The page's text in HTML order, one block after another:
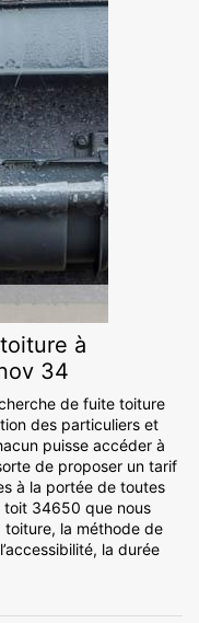
à
34
de fuite toiture
des particuliers et
puisse accéder à
de proposer un tarif
à la portée de toutes
toit 34650 que nous
toiture, la méthode de
la durée